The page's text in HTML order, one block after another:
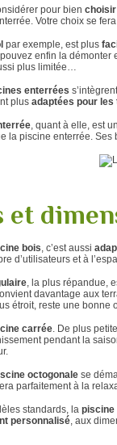
pour bien choisir
Votre choix se
par exemple, est plus
enfin la
plus limitée…
enterrées
plus adaptées pour
, quant à elle, est
la piscine enterrée.
et
bois, c’est aussi
d’utilisateurs et à
, la plus répandue,
davantage aux
étroit, reste une bonne
carrée. De plus
pendant la
octogonalese
parfaitement à la
standards, la piscine
personnalisé, aux